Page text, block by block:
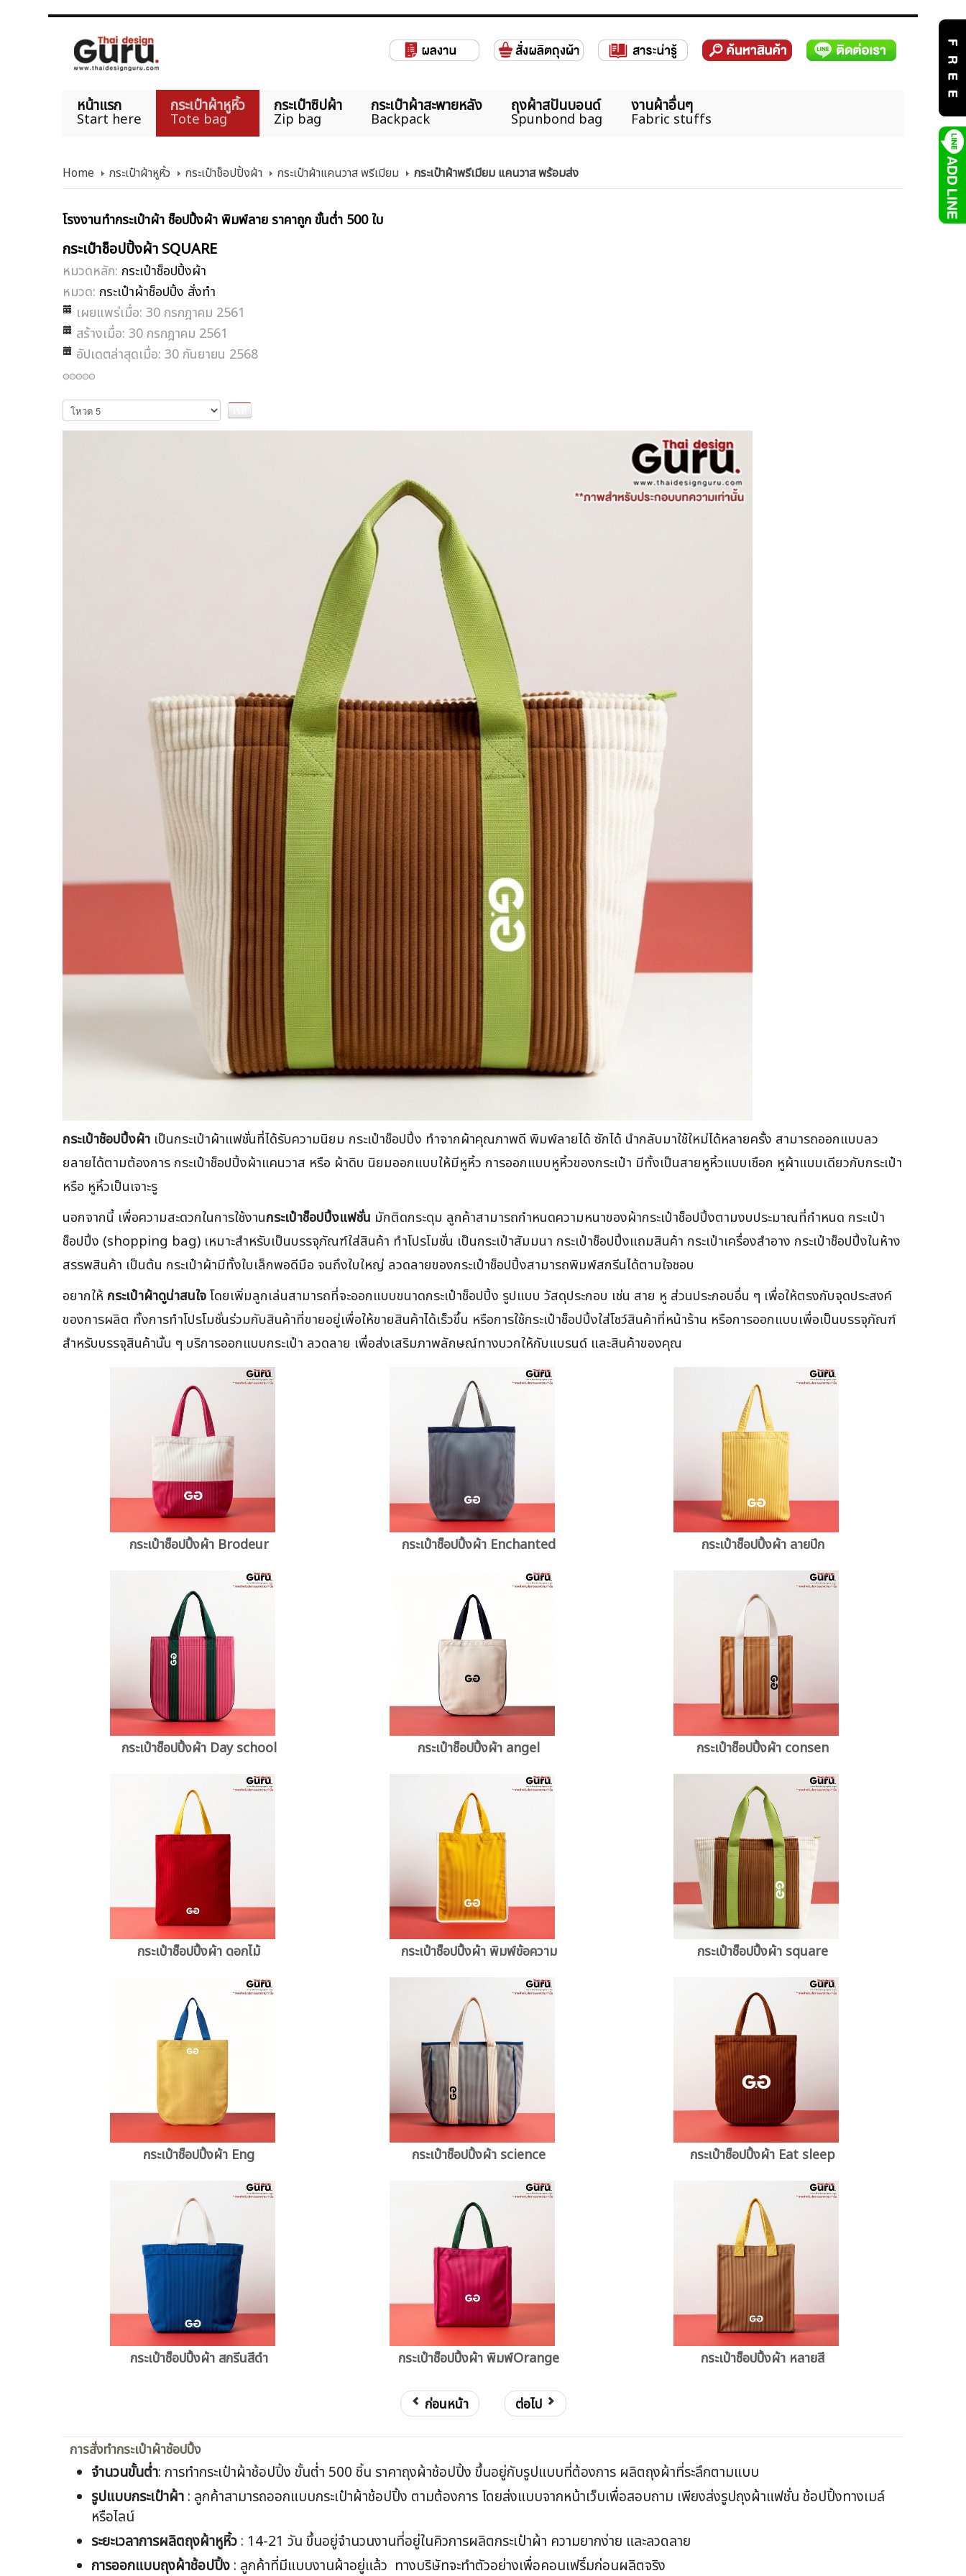
หน้าแรก
Start here
กระเป๋าผ้าหูหิ้ว
Tote bag
กระเป๋าซิปผ้า
Zip bag
กระเป๋าผ้าสะพายหลัง
Backpack
ถุงผ้าสปันบอนด์
Spunbond bag
งานผ้าอื่นๆ
Fabric stuffs
Home กระเป๋าผ้าหูหิ้ว กระเป๋าช็อปปิ้งผ้า กระเป๋าผ้าแคนวาส พรีเมียม กระเป๋าผ้าพรีเมียม แคนวาส พร้อมส่ง
โรงงานทำกระเป๋าผ้า ช็อปปิ้งผ้า พิมพ์ลาย ราคาถูก ขั้นต่ำ 500 ใบ
กระเป๋าช็อปปิ้งผ้า SQUARE
หมวดหลัก: กระเป๋าช็อปปิ้งผ้า
หมวด: กระเป๋าผ้าช็อปปิ้ง สั่งทำ
เผยแพร่เมื่อ: 30 กรกฎาคม 2561
สร้างเมื่อ: 30 กรกฎาคม 2561
อัปเดตล่าสุดเมื่อ: 30 กันยายน 2568
กรุณา
ให้
คะแนน
กระเป๋าช้อปปิ้งผ้า เป็นกระเป๋าผ้าแฟชั่นที่ได้รับความนิยม กระเป๋าช็อปปิ้ง ทำจากผ้าคุณภาพดี พิมพ์ลายได้ ซักได้ นำกลับมาใช้ใหม่ได้หลายครั้ง สามารถออกแบบลว
ยลายได้ตามต้องการ กระเป๋าช็อปปิ้งผ้าแคนวาส หรือ ผ้าดิบ นิยมออกแบบให้มีหูหิ้ว การออกแบบหูหิ้วของกระเป๋า มีทั้งเป็นสายหูหิ้วแบบเชือก หูผ้าแบบเดียวกับกระเป๋า
หรือ หูหิ้วเป็นเจาะรู
นอกจากนี้ เพื่อความสะดวกในการใช้งานกระเป๋าช็อปปิ้งแฟชั่น มักติดกระดุม ลูกค้าสามารถกำหนดความหนาของผ้ากระเป๋าช็อปปิ้งตามงบประมาณที่กำหนด กระเป๋า
ช็อปปิ้ง (shopping bag) เหมาะสำหรับเป็นบรรจุภัณฑ์ใส่สินค้า ทำโปรโมชั่น เป็นกระเป๋าสัมมนา กระเป๋าช็อปปิ้งแถมสินค้า กระเป๋าเครื่องสำอาง กระเป๋าช็อปปิ้งในห้าง
สรรพสินค้า เป็นต้น กระเป๋าผ้ามีทั้งใบเล็กพอดีมือ จนถึงใบใหญ่ ลวดลายของกระเป๋าช็อปปิ้งสามารถพิมพ์สกรีนได้ตามใจชอบ
อยากให้ กระเป๋าผ้าดูน่าสนใจโดยเพิ่มลูกเล่นสามารถที่จะออกแบบขนาดกระเป๋าช็อปปิ้ง รูปแบบ วัสดุประกอบ เช่น สาย หู ส่วนประกอบอื่น ๆ เพื่อให้ตรงกับจุดประสงค์
ของการผลิต ทั้งการทำโปรโมชั่นร่วมกับสินค้าที่ขายอยู่เพื่อให้ขายสินค้าได้เร็วขึ้น หรือการใช้กระเป๋าช็อปปิ้งใส่โชว์สินค้าที่หน้าร้าน หรือการออกแบบเพื่อเป็นบรรจุภัณฑ์
สำหรับบรรจุสินค้านั้น ๆ บริการออกแบบกระเป๋า ลวดลาย เพื่อส่งเสริมภาพลักษณ์ทางบวกให้กับแบรนด์ และสินค้าของคุณ
กระเป๋าช็อปปิ้งผ้า Brodeur กระเป๋าช็อปปิ้งผ้า Enchanted กระเป๋าช็อปปิ้งผ้า ลายปีก
กระเป๋าช็อปปิ้งผ้า Day school กระเป๋าช็อปปิ้งผ้า angel กระเป๋าช็อปปิ้งผ้า consen
กระเป๋าช็อปปิ้งผ้า ดอกไม้ กระเป๋าช็อปปิ้งผ้า พิมพ์ข้อความ กระเป๋าช็อปปิ้งผ้า square
กระเป๋าช็อปปิ้งผ้า Eng กระเป๋าช็อปปิ้งผ้า science กระเป๋าช็อปปิ้งผ้า Eat sleep
กระเป๋าช็อปปิ้งผ้า สกรีนสีดำ กระเป๋าช็อปปิ้งผ้า พิมพ์Orange กระเป๋าช็อปปิ้งผ้า หลายสี
ก่อนหน้า ต่อไป
การสั่งทำกระเป๋าผ้าช้อปปิ้ง
จำนวนขั้นต่ำ: การทำกระเป๋าผ้าช้อปปิ้ง ขั้นต่ำ 500 ชิ้น ราคาถุงผ้าช้อปปิ้ง ขึ้นอยู่กับรูปแบบที่ต้องการ ผลิตถุงผ้าที่ระลึกตามแบบ
รูปแบบกระเป๋าผ้า : ลูกค้าสามารถออกแบบกระเป๋าผ้าช้อปปิ้ง ตามต้องการ โดยส่งแบบจากหน้าเว็บเพื่อสอบถาม เพียงส่งรูปถุงผ้าแฟชั่น ช้อปปิ้งทางเมล์
หรือไลน์
ระยะเวลาการผลิตถุงผ้าหูหิ้ว : 14-21 วัน ขึ้นอยู่จำนวนงานที่อยู่ในคิวการผลิตกระเป๋าผ้า ความยากง่าย และลวดลาย
การออกแบบถุงผ้าช้อปปิ้ง : ลูกค้าที่มีแบบงานผ้าอยู่แล้ว ทางบริษัทจะทำตัวอย่างเพื่อคอนเฟริ์มก่อนผลิตจริง